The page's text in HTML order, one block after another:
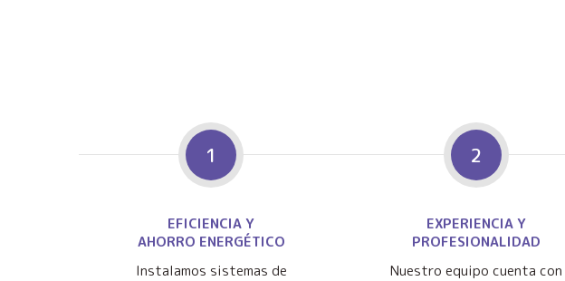
1
EFICIENCIA Y
AHORRO ENERGÉTICO
Instalamos sistemas de
2
EXPERIENCIA Y
PROFESIONALIDAD
Nuestro equipo cuenta con